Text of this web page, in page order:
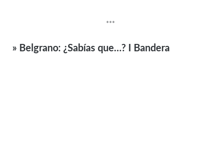
***
» Belgrano: ¿Sabías que…? I Bandera